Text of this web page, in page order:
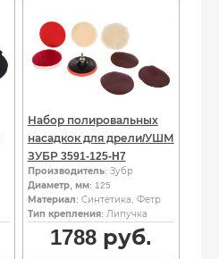
Набор полировальных
насадкок для дрели/УШМ
ЗУБР 3591-125-H7
Производитель: Зубр
Диаметр, мм: 125
Материал: Синтетика, Фетр
Тип крепления: Липучка
1788руб.